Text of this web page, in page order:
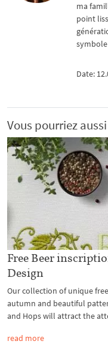
ma
point
Date:
Vous pourriez
Free Beer
Design
Our collection of unique
autumn and beautiful
and Hops will attract the
read more